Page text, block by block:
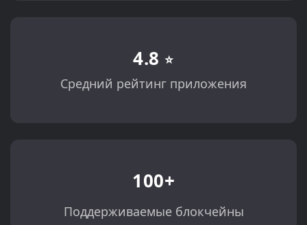
4.8⭐
Средний рейтинг приложения
100+
Поддерживаемые блокчейны